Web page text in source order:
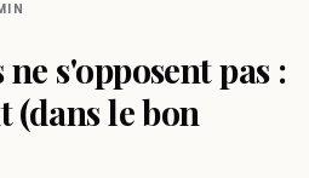
s'opposent pas :
(dans le bon